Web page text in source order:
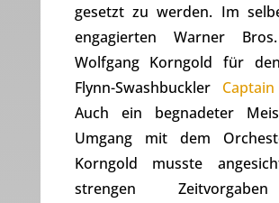
gesetzt zu werden. Im
engagierten Warner
Wolfgang Korngold für
Flynn-Swashbuckler
Auch ein begnadeter
Umgang mit dem
Korngold musste
strengen